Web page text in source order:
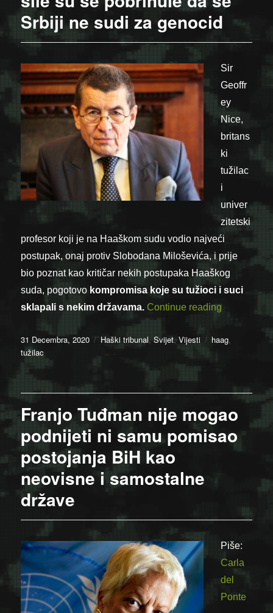
Srbiji ne sudi za genocid
Sir
Geoffr
ey
Nice,
britans
ki
tužilac
i
univer
zitetski
profesor koji je na Haaškom sudu vodio najveći
postupak, onaj protiv Slobodana Miloševića, i prije
bio poznat kao kritičar nekih postupaka Haaškog
suda, pogotovo kompromisa koje su tužioci i suci
sklapali s nekim državama. Continue reading
Posted
on
31 Decembra, 2020 Categories
Haški tribunal ,Svijet,Vijesti Tags
haag,
tužilac
Franjo Tuđman nije mogao
podnijeti ni samu pomisao
postojanja BiH kao
neovisne i samostalne
države
Piše:
Carla
del
Ponte